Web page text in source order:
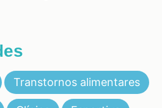
Transtornos alimentares